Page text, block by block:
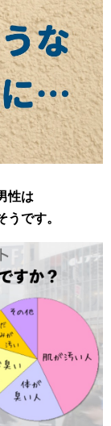
性は
です。